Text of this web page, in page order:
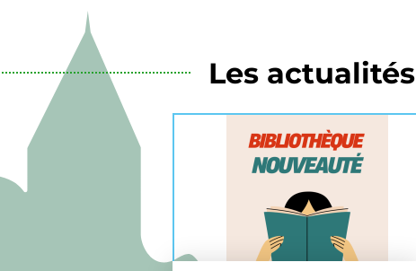
Les actualités